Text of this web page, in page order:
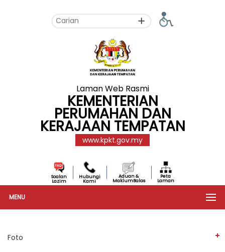
Laman Web Rasmi
KEMENTERIAN
PERUMAHAN DAN
KERAJAAN TEMPATAN
www.kpkt.gov.my
Soalan
Lazim
Hubungi
Kami
Aduan &
MaklumBalas
Peta
Laman
MENU
Foto